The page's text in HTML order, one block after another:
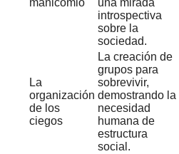
manicomio
una mirada
introspectiva
sobre la
sociedad.
La
organización
de los
ciegos
La creación de
grupos para
sobrevivir,
demostrando la
necesidad
humana de
estructura
social.